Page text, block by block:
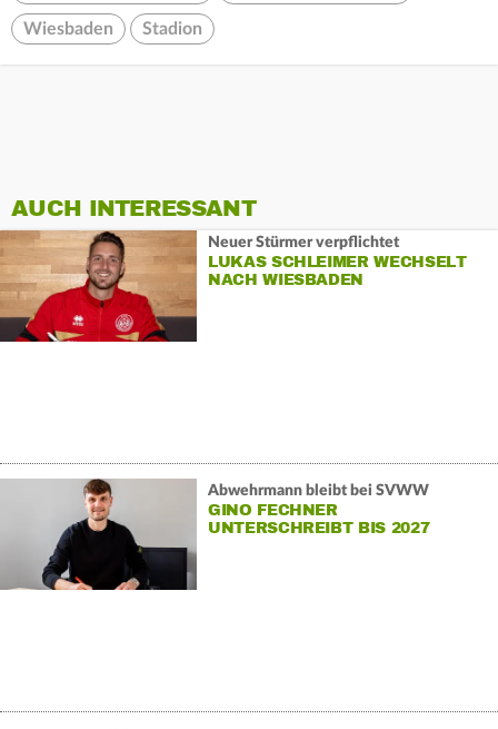
Wiesbaden Stadion
AUCH INTERESSANT
Neuer Stürmer verpflichtet
LUKAS SCHLEIMER WECHSELT
NACH WIESBADEN
Abwehrmann bleibt bei SVWW
GINO FECHNER
UNTERSCHREIBT BIS 2027